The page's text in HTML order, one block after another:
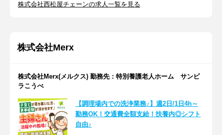
株式会社西松屋チェーンの求人一覧を見る
株式会社Merx
株式会社Merx(メルクス) 勤務先：特別養護老人ホーム サンビ
ラこうべ
【調理場内での洗浄業務♪】週2日/1日4h～
勤務OK！交通費全額支給！扶養内◎シフト
自由♪